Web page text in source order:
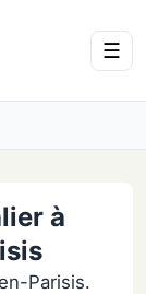
☰
à
Parisis.